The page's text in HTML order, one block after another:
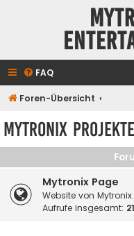
FAQ
Foren-Übersicht
Mytronix Projekte
Mytronix Page
Website von
Aufrufe insgesamt: